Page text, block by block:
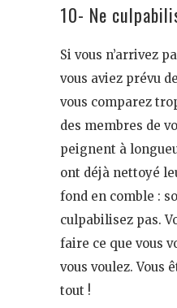
10- Ne
Si vous n’arrivez
vous aviez prévu
vous comparez
des membres de
peignent à
ont déjà nettoyé
fond en comble :
culpabilisez pas.
faire ce que vous
vous voulez. Vous
tout !